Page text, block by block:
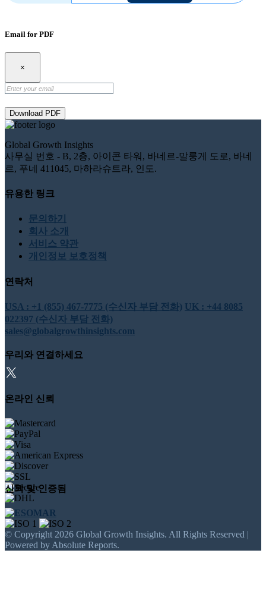
Email for PDF
×
Download PDF
Global Growth Insights
사무실 번호 - B, 2층, 아이콘 타워, 바네르-말룽게 도로, 바네
르, 푸네 411045, 마하라슈트라, 인도.
유용한 링크
문의하기
회사 소개
서비스 약관
개인정보 보호정책
연락처
USA : +1 (855) 467-7775 (수신자 부담 전화) UK : +44 8085
022397 (수신자 부담 전화)
sales@globalgrowthinsights.com
우리와 연결하세요
온라인 신뢰
신뢰 및 인증됨
© Copyright 2026 Global Growth Insights. All Rights Reserved |
Powered by Absolute Reports.